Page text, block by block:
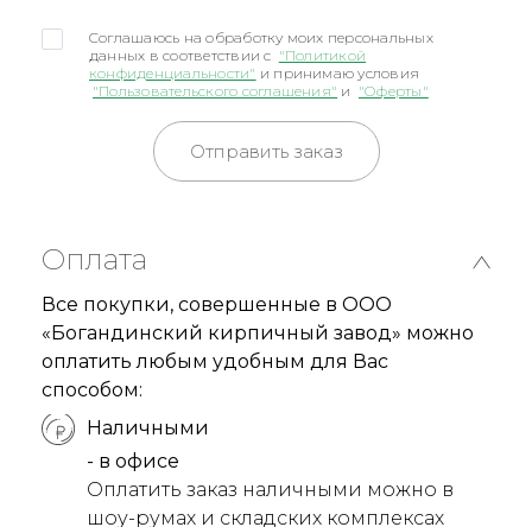
Соглашаюсь на обработку моих персональных
данных в соответствии с "Политикой
конфиденциальности" и принимаю условия
"Пользовательского соглашения" и "Оферты"
Отправить заказ
Оплата
Все покупки, совершенные в ООО
«Богандинский кирпичный завод» можно
оплатить любым удобным для Вас
способом:
Наличными
- в офисе
Оплатить заказ наличными можно в
шоу-румах и складских комплексах